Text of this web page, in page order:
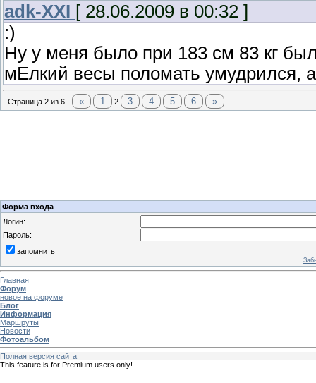
adk-XXI [ 28.06.2009 в 00:32 ]
:)
Ну у меня было при 183 см 83 кг
мЕлкий весы поломать умудрился,
Страница 2 из 6 « 1 2 3 4 5 6 »
Форма входа
Логин:
Пароль:
запомнить
Главная
Форум
новое на форуме
Блог
Информация
Маршруты
Новости
Фотоальбом
Полная версия сайта
This feature is for Premium users only!